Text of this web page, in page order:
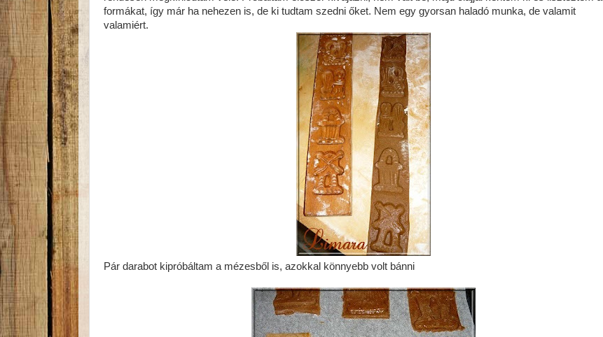
formákat, így már ha nehezen is, de ki tudtam szedni őket. Nem egy gyorsan haladó munka, de valamit
valamiért.
Pár darabot kipróbáltam a mézesből is, azokkal könnyebb volt bánni